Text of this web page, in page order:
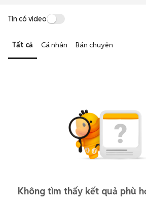
Tin có video
Tất cả Cá nhân Bán chuyên
Không tìm thấy kết quả phù